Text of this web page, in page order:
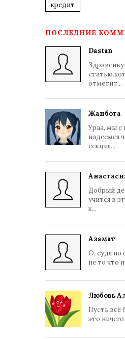
кредит
ПОСЛЕДНИЕ
Dastan
отметит...
Жанбота
Ураа, мы с
надеемся
секция...
Добрый
учится в
к...
Азамат
О, судя по
не то что
Любовь
Пусть всё
это